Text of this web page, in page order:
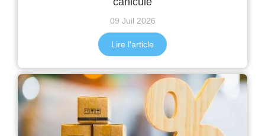
09 Juil 2026
Lire l'article